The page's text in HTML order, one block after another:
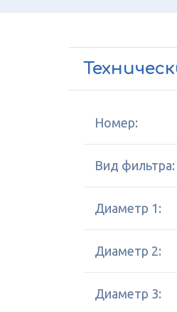
Номер:
Вид фильтра:
Диаметр 1:
Диаметр 2:
Диаметр 3: